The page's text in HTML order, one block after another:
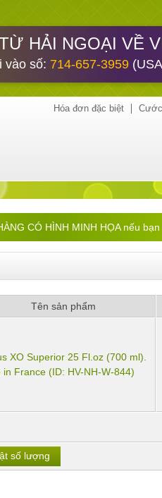
HẢI NGOẠI VỀ
vào số: 714-657-3959
Hóa đơn đặc biệt
CÓ HÌNH MINH HỌA nếu
Tên sản phẩm
XO Superior 25 Fl.oz (700 ml).
in France (ID: HV-NH-W-844)
số lượng